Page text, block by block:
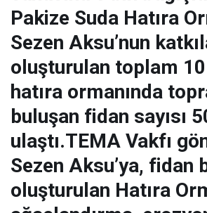
Pakize Suda Hatıra
Sezen Aksu’nun
oluşturulan toplam
hatıra ormanında
buluşan fidan sayısı
ulaştı.TEMA Vakfı
Sezen Aksu’ya, fidan
oluşturulan Hatıra